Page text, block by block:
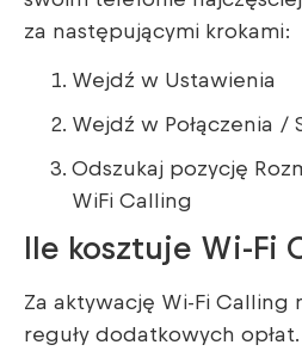
za następującymi krokami:
Wejdź w Ustawienia
Wejdź w Połączenia /
Odszukaj pozycję
WiFi Calling
Ile kosztuje Wi-Fi
Za aktywację Wi-Fi Calling
reguły dodatkowych